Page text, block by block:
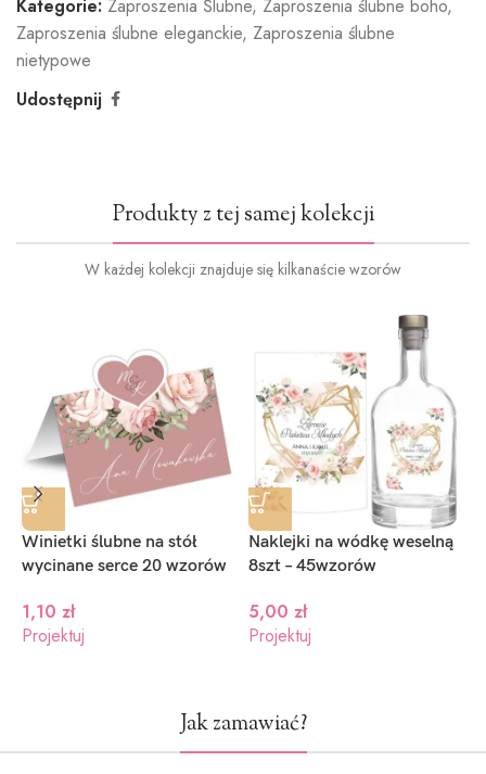
Butelkowa
Zieleń
(+1.2zł)
Jasny róż
(+1.2zł)
Brudny róż
(+1.2zł)
Cielisty
(+1.2zł)
(+1.2zł)
Burgund
(+1.2zł)
Oliwkowa
zieleń
(+1.2zł)
(+1.2zł)
Ciemny
niebieski
(+1.2zł)
Ciemny
granat
(+1.2zł)
Jasno
zielony
(+1.2zł)
Kategorie: Zaproszenia Ślubne, Zaproszenia ślubne boho,
Zaproszenia ślubne eleganckie, Zaproszenia ślubne
nietypowe
Udostępnij
Produkty z tej samej kolekcji
W każdej kolekcji znajduje się kilkanaście wzorów
Winietki ślubne na stół
wycinane serce 20 wzorów
1,10 zł
Projektuj
Naklejki na wódkę weselną
8szt – 45wzorów
5,00 zł
Projektuj
Jak zamawiać?